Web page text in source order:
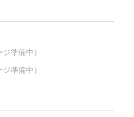
ジ準備中）
ジ準備中）